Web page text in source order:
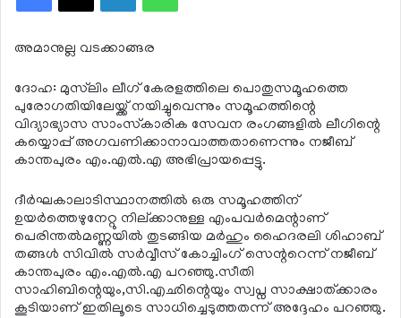
അമാനുല്ല വടക്കാങ്ങര
ദോഹ: മുസ്‌ലിം ലീഗ് കേരളത്തിലെ പൊതുസമൂഹത്തെ
പുരോഗതിയിലേയ്ക്ക് നയിച്ചുവെന്നും സമൂഹത്തിന്റെ
വിദ്യാഭ്യാസ സാംസ്‌കാരിക സേവന രംഗങ്ങളില്‍ ലീഗിന്റെ
കയ്യൊപ്പ് അഗവണിക്കാനാവാത്തതാണെന്നും നജീബ്
കാന്തപുരം എം.എല്‍.എ അഭിപ്രായപ്പെട്ടു.
ദീര്‍ഘകാലാടിസ്ഥാനത്തില്‍ ഒരു സമൂഹത്തിന്
ഉയര്‍ത്തെഴുനേറ്റു നില്ക്കാനുള്ള എംപവര്‍മെന്റാണ്
പെരിന്തല്‍മണ്ണയില്‍ തുടങ്ങിയ മര്‍ഹും ഹൈദരലി ശിഹാബ്
തങ്ങള്‍ സിവില്‍ സര്‍വ്വീസ് കോച്ചിംഗ് സെന്ററെന്ന് നജീബ്
കാന്തപുരം എം.എല്‍.എ പറഞ്ഞു.സീതി
സാഹിബിന്റെയും,സി.എഛിന്റെയും സ്വപ്ന സാക്ഷാത്ക്കാരം
കൂടിയാണ് ഇതിലൂടെ സാധിച്ചെടുത്തതന്ന് അദ്ദേഹം പറഞ്ഞു.